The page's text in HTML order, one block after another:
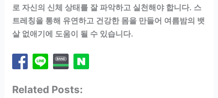
로 자신의 신체 상태를 잘 파악하고 실천해야 합니다. 스
트레칭을 통해 유연하고 건강한 몸을 만들어 여름밤의 뱃
살 없애기에 도움이 될 수 있습니다.
Related Posts: